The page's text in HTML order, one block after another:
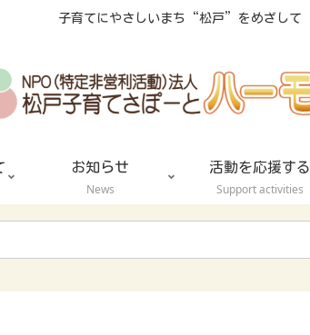
子育てにやさしいまち“松戸”をめざして
お知らせ
News
活動を応援する
Support activities